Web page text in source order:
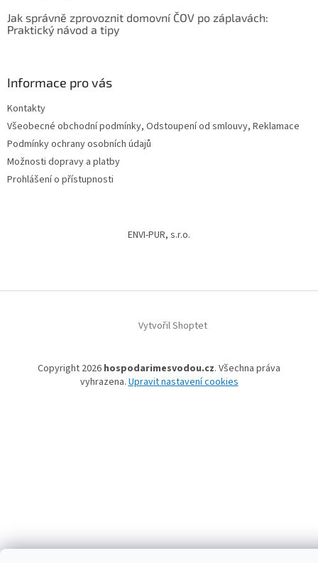
Jak správně zprovoznit domovní ČOV po záplavách:
Praktický návod a tipy
Informace pro vás
Kontakty
Všeobecné obchodní podmínky, Odstoupení od smlouvy, Reklamace
Podmínky ochrany osobních údajů
Možnosti dopravy a platby
Prohlášení o přístupnosti
ENVI-PUR, s.r.o.
Vytvořil Shoptet
Copyright 2026 hospodarimesvodou.cz. Všechna práva
vyhrazena.Upravit nastavení cookies